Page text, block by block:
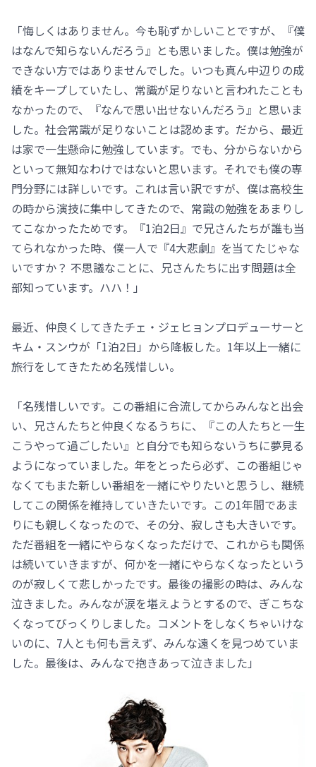
「悔しくはありません。今も恥ずかしいことですが、『僕
はなんで知らないんだろう』とも思いました。僕は勉強が
できない方ではありませんでした。いつも真ん中辺りの成
績をキープしていたし、常識が足りないと言われたことも
なかったので、『なんで思い出せないんだろう』と思いま
した。社会常識が足りないことは認めます。だから、最近
は家で一生懸命に勉強しています。でも、分からないから
といって無知なわけではないと思います。それでも僕の専
門分野には詳しいです。これは言い訳ですが、僕は高校生
の時から演技に集中してきたので、常識の勉強をあまりし
てこなかったためです。『1泊2日』で兄さんたちが誰も当
てられなかった時、僕一人で『4大悲劇』を当てたじゃな
いですか？ 不思議なことに、兄さんたちに出す問題は全
部知っています。ハハ！」
最近、仲良くしてきたチェ・ジェヒョンプロデューサーと
キム・スンウが「1泊2日」から降板した。1年以上一緒に
旅行をしてきたため名残惜しい。
「名残惜しいです。この番組に合流してからみんなと出会
い、兄さんたちと仲良くなるうちに、『この人たちと一生
こうやって過ごしたい』と自分でも知らないうちに夢見る
ようになっていました。年をとったら必ず、この番組じゃ
なくてもまた新しい番組を一緒にやりたいと思うし、継続
してこの関係を維持していきたいです。この1年間であま
りにも親しくなったので、その分、寂しさも大きいです。
ただ番組を一緒にやらなくなっただけで、これからも関係
は続いていきますが、何かを一緒にやらなくなったという
のが寂しくて悲しかったです。最後の撮影の時は、みんな
泣きました。みんなが涙を堪えようとするので、ぎこちな
くなってびっくりしました。コメントをしなくちゃいけな
いのに、7人とも何も言えず、みんな遠くを見つめていま
した。最後は、みんなで抱きあって泣きました」